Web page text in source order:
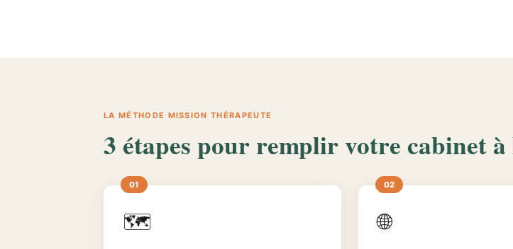
LA MÉTHODE MISSION THÉRAPEUTE
3 étapes pour remplir votre cabinet
🗺️ 🌐